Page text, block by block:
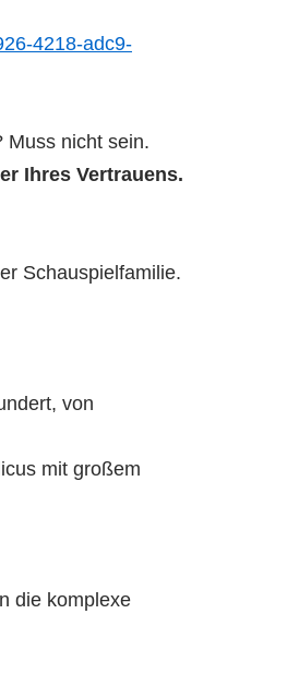
4218-adc9-
Muss nicht sein.
Ihres Vertrauens.
Schauspielfamilie.
von
mit großem
die komplexe